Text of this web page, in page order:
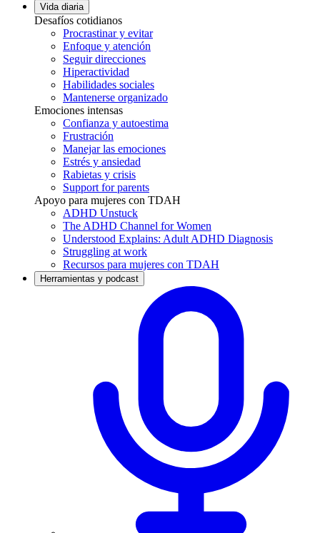
Vida diaria
Desafíos cotidianos
Procrastinar y evitar
Enfoque y atención
Seguir direcciones
Hiperactividad
Habilidades sociales
Mantenerse organizado
Emociones intensas
Confianza y autoestima
Frustración
Manejar las emociones
Estrés y ansiedad
Rabietas y crisis
Support for parents
Apoyo para mujeres con TDAH
ADHD Unstuck
The ADHD Channel for Women
Understood Explains: Adult ADHD Diagnosis
Struggling at work
Recursos para mujeres con TDAH
Herramientas y podcast